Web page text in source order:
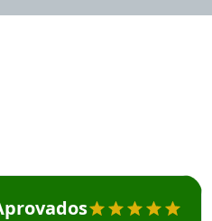
depoimento
Mário recomenda o Aprova